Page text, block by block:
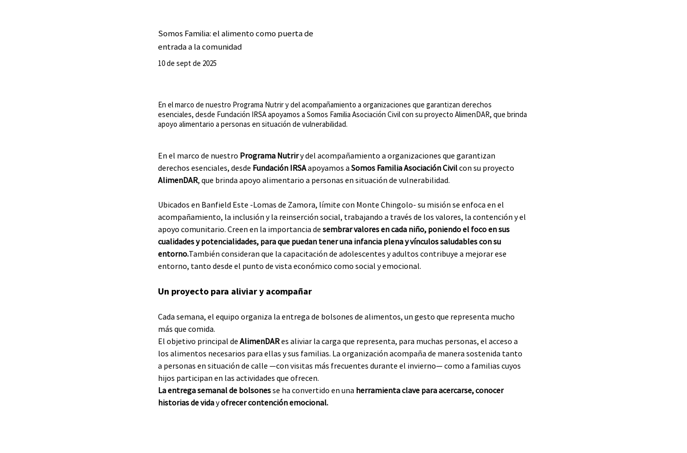
Somos Familia: el alimento como puerta de
entrada a la comunidad
10 de sept de 2025
En el marco de nuestro Programa Nutrir y del acompañamiento a organizaciones que garantizan derechos
esenciales, desde Fundación IRSA apoyamos a Somos Familia Asociación Civil con su proyecto AlimenDAR, que brinda
apoyo alimentario a personas en situación de vulnerabilidad.
En el marco de nuestro Programa Nutrir y del acompañamiento a organizaciones que garantizan
derechos esenciales, desde Fundación IRSA apoyamos a Somos Familia Asociación Civil con su proyecto
AlimenDAR, que brinda apoyo alimentario a personas en situación de vulnerabilidad.
Ubicados en Banfield Este -Lomas de Zamora, límite con Monte Chingolo- su misión se enfoca en el
acompañamiento, la inclusión y la reinserción social, trabajando a través de los valores, la contención y el
apoyo comunitario. Creen en la importancia de sembrar valores en cada niño, poniendo el foco en sus
cualidades y potencialidades, para que puedan tener una infancia plena y vínculos saludables con su
entorno.También consideran que la capacitación de adolescentes y adultos contribuye a mejorar ese
entorno, tanto desde el punto de vista económico como social y emocional.
Un proyecto para aliviar y acompañar
Cada semana, el equipo organiza la entrega de bolsones de alimentos, un gesto que representa mucho
más que comida.
El objetivo principal de AlimenDAR es aliviar la carga que representa, para muchas personas, el acceso a
los alimentos necesarios para ellas y sus familias. La organización acompaña de manera sostenida tanto
a personas en situación de calle —con visitas más frecuentes durante el invierno— como a familias cuyos
hijos participan en las actividades que ofrecen.
La entrega semanal de bolsones se ha convertido en una herramienta clave para acercarse, conocer
historias de vida y ofrecer contención emocional.